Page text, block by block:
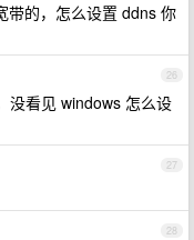
带的，怎么设置 ddns 你
26
没看见 windows 怎么设
27
28